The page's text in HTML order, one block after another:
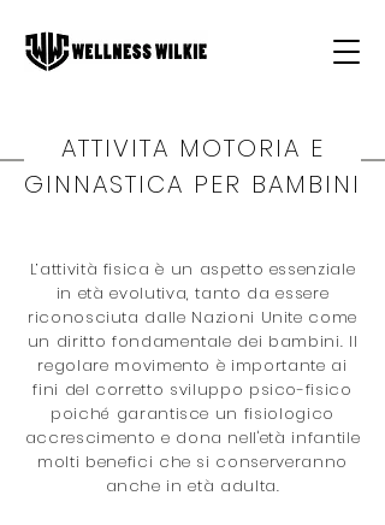
ATTIVITA MOTORIA E
GINNASTICA PER BAMBINI
L’attività fisica è un aspetto essenziale
in età evolutiva, tanto da essere
riconosciuta dalle Nazioni Unite come
un diritto fondamentale dei bambini. Il
regolare movimento è importante ai
fini del corretto sviluppo psico-fisico
poiché garantisce un fisiologico
accrescimento e dona nell'età infantile
molti benefici che si conserveranno
anche in età adulta.